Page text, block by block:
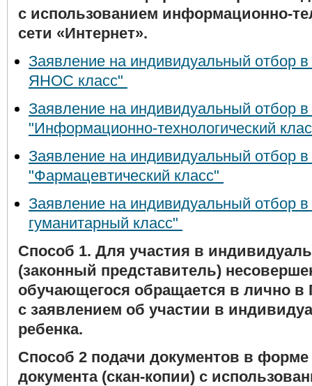
с использованием информационно-
сети «Интернет».
Заявление на индивидуальный отбор
ЯНОС класс"
Заявление на индивидуальный отбор в
"Информационно-технологический
Заявление на индивидуальный отбор в
"Фармацевтический класс"
Заявление на индивидуальный отбор
гуманитарный класс"
Способ 1. Для участия в
(законный представитель)
обучающегося обращается в лично
с заявлением об участии в
ребенка.
Способ 2 подачи документов в форме
документа (скан-копии) с